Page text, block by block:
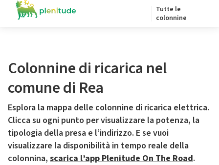
Tutte le
colonnine
Colonnine di ricarica nel
comune di Rea
Esplora la mappa delle colonnine di ricarica elettrica.
Clicca su ogni punto per visualizzare la potenza, la
tipologia della presa e l’indirizzo. E se vuoi
visualizzare la disponibilità in tempo reale della
colonnina, scarica l’app Plenitude On The Road.